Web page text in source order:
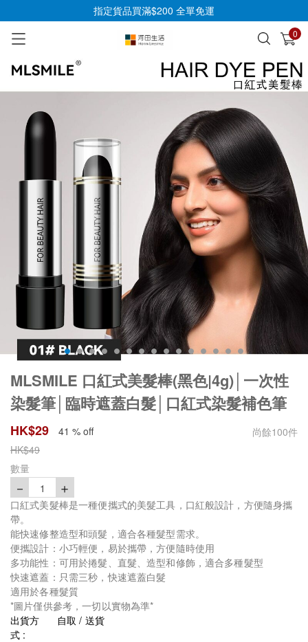
指定貨品買滿$200 全單免運
0
已加入購物車 查看
MLSMILE 口紅式美髮棒(黑色|4g)│一次性
染髮筆│臨時遮蓋白髮│口紅式染髮補色筆
HK$29 41 % off 尚餘100件
HK$49
數量
－ 1 ＋
口紅式美髮棒是一種便攜式的美髮工具，口紅般設計，方便隨身攜
帶。
能快速修整造型和頭髮，適合各種髮型需求。
便攜設計：小巧輕便，易於攜帶，方便隨時使用
多功能性：可用於捲髮、直髮、造型和修飾，適合多種髮型
快速遮蓋：只需三秒，快速遮蓋白髮
適用於各種髮質
*圖片僅供參考，一切以實物為準*
出貨方
式 :
自取 / 送貨